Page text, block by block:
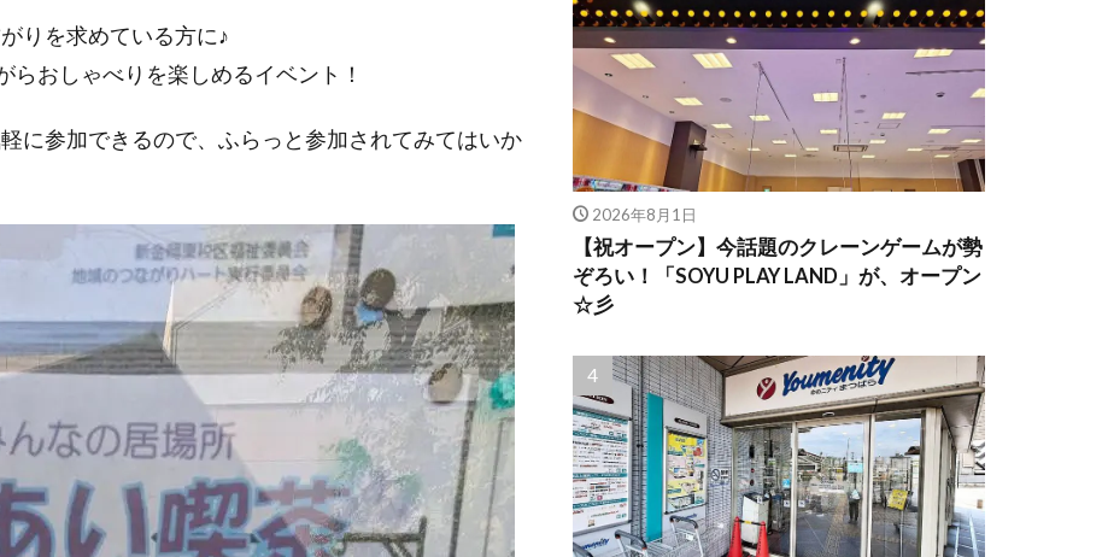
りを求めている方に♪
おしゃべりを楽しめるイベント！
に参加できるので、ふらっと参加されてみてはいか
2026年8月1日
【祝オープン】今話題のクレーンゲームが勢
ぞろい！「SOYU PLAY LAND」が、オープン
☆彡